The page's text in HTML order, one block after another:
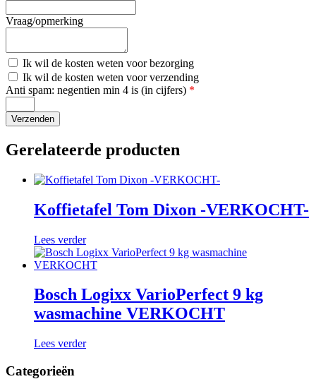
Vraag/opmerking
Kosten
bezorging
Ik wil de kosten weten voor bezorging
Kosten
verzending
Ik wil de kosten weten voor verzending
Anti spam: negentien min 4 is (in cijfers) *
Gerelateerde producten
Koffietafel Tom Dixon -VERKOCHT-
Lees verder
Bosch Logixx VarioPerfect 9 kg
wasmachine VERKOCHT
Lees verder
Categorieën